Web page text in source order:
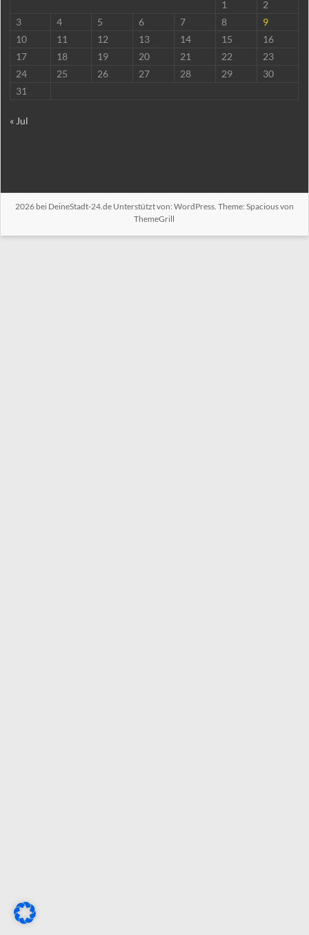
1
2
3
4 5 6 7 8
9
10
11 12 13 14 15
16
17
18 19 20 21 22
23
24
25 26 27 28 29
30
31
« Jul
2026 bei DeineStadt-24.deUnterstützt von: WordPress. Theme: Spacious von
ThemeGrill